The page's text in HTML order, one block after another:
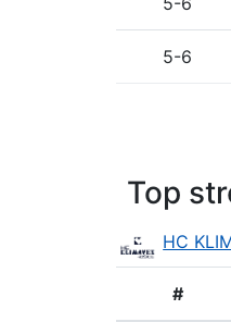
5-6
Top
HC
#